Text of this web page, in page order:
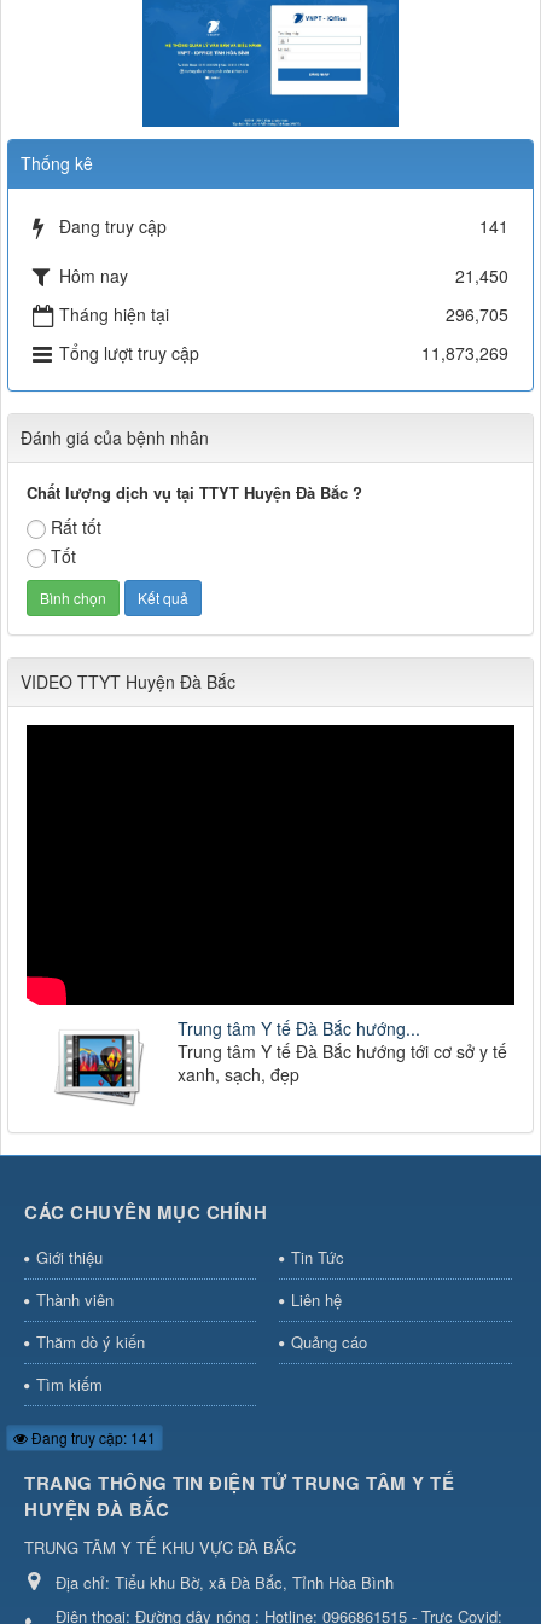
Thống kê
Đang truy cập 141
Hôm nay
21,450
Tháng hiện tại
296,705
Tổng lượt truy cập
11,873,269
Đánh giá của bệnh nhân
Chất lượng dịch vụ tại TTYT Huyện Đà Bắc ?
Rất tốt
Tốt
VIDEO TTYT Huyện Đà Bắc
Trung tâm Y tế Đà Bắc hướng...
Trung tâm Y tế Đà Bắc hướng tới cơ sở y tế
xanh, sạch, đẹp
CÁC CHUYÊN MỤC CHÍNH
Giới thiệu
Tin Tức
Thành viên
Liên hệ
Thăm dò ý kiến
Quảng cáo
Tìm kiếm
Đang truy cập: 141
TRANG THÔNG TIN ĐIỆN TỬ TRUNG TÂM Y TẾ
HUYỆN ĐÀ BẮC
TRUNG TÂM Y TẾ KHU VỰC ĐÀ BẮC
Địa chỉ: Tiểu khu Bờ, xã Đà Bắc, Tỉnh Hòa Bình
Điện thoại: Đường dây nóng : Hotline: 0966861515 - Trực Covid: